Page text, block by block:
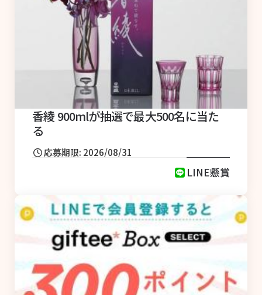
応募期限: 2026/08/31
香綾 900mlが抽選で最大500名に当た
る
LINE懸賞